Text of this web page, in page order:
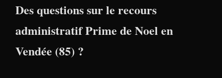
Des questions sur le recours
administratif Prime de Noel en
Vendée (85) ?